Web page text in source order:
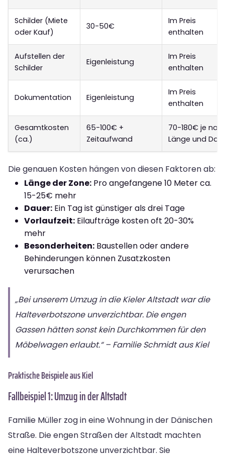
Schilder (Miete
oder Kauf)
30-50€
Im Preis
enthalten
Aufstellen der
Schilder
Eigenleistung
Im Preis
enthalten
Dokumentation Eigenleistung
Im Preis
enthalten
Gesamtkosten
(ca.)
65-100€ +
Zeitaufwand
70-180€ je
Länge und
Die genauen Kosten hängen von diesen Faktoren ab:
Länge der Zone: Pro angefangene 10 Meter ca.
15-25€ mehr
Dauer: Ein Tag ist günstiger als drei Tage
Vorlaufzeit: Eilaufträge kosten oft 20-30%
mehr
Besonderheiten: Baustellen oder andere
Behinderungen können Zusatzkosten
verursachen
„Bei unserem Umzug in die Kieler Altstadt war die
Halteverbotszone unverzichtbar. Die engen
Gassen hätten sonst kein Durchkommen für den
Möbelwagen erlaubt.“ – Familie Schmidt aus Kiel
Praktische Beispiele aus Kiel
Fallbeispiel 1: Umzug in der Altstadt
Familie Müller zog in eine Wohnung in der Dänischen
Straße. Die engen Straßen der Altstadt machten
eine Halteverbotszone unverzichtbar. Sie